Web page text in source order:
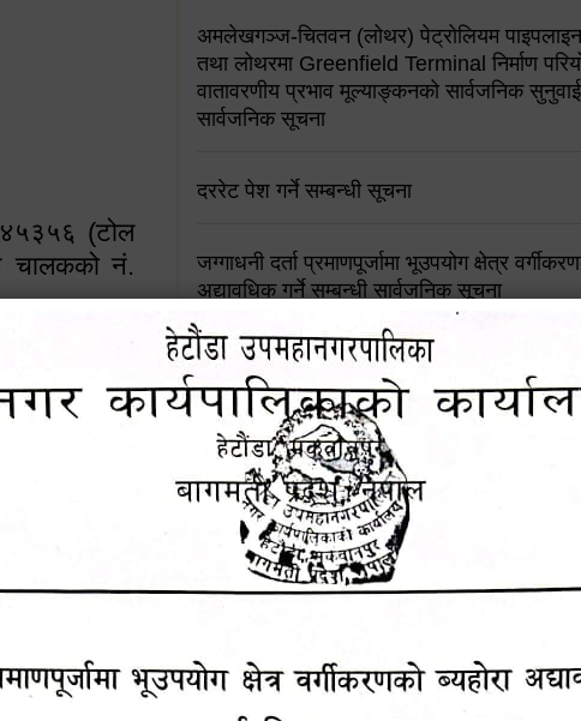
(टोल
चालकको नं.
(टोल फ्रि
९८४९५०५६००
अमलेखगञ्ज-चितवन (लोथर) पेट्रोलियम पाइपलाइन
तथा लोथरमा Greenfield Terminal निर्माण
वातावरणीय प्रभाव मूल्याङ्कनको सार्वजनिक
सार्वजनिक सूचना
दररेट पेश गर्ने सम्बन्धी सूचना
जग्गाधनी दर्ता प्रमाणपूर्जामा भूउपयोग क्षेत्र
अद्यावधिक गर्ने सम्बन्धी सार्वजनिक सूचना
आशय पत्र दर्ता सम्बन्धी सूचना
शिक्षक सरुवा सहमतिका लागि दरखास्त आव्हान
हेटौंडा उपमहानगरपालिकाको सूची दर्ता सम्बन्धी सूचना
चुरियामाई सुरुङको संरक्षण तथा व्यवस्थापनको
पोषाक र परिचयपत्र अनिवार्य लगाउने सम्बन्धमा ।